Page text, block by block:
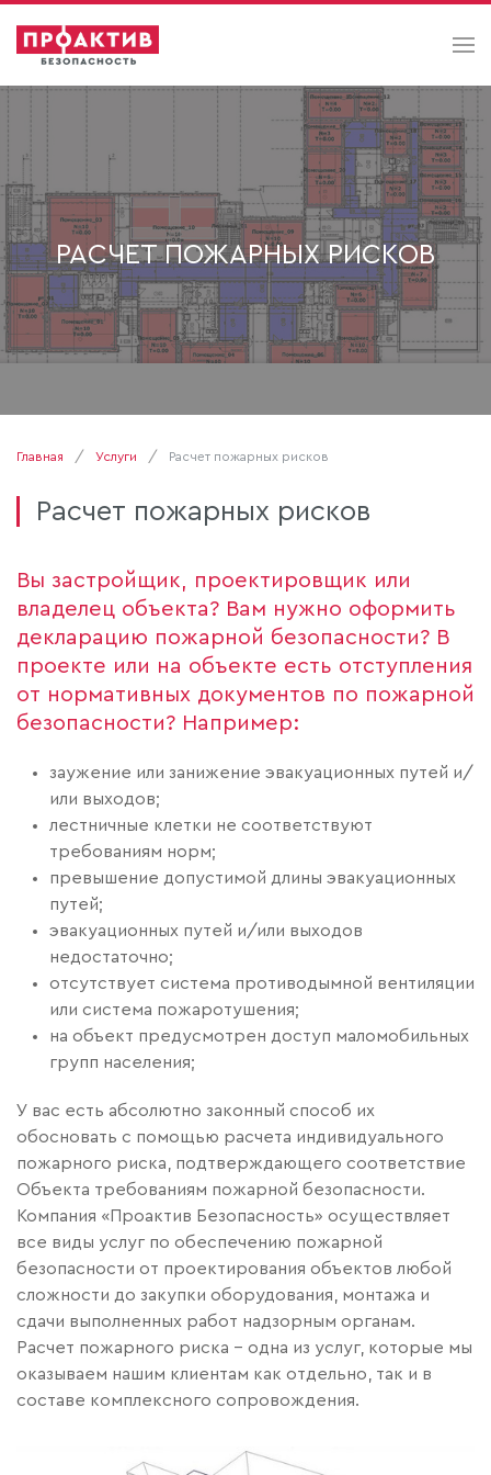
РАСЧЕТ ПОЖАРНЫХ РИСКОВ
Главная Услуги Расчет пожарных рисков
Расчет пожарных рисков
Вы застройщик, проектировщик или
владелец объекта? Вам нужно оформить
декларацию пожарной безопасности? В
проекте или на объекте есть отступления
от нормативных документов по пожарной
безопасности? Например:
заужение или занижение эвакуационных путей и/
или выходов;
лестничные клетки не соответствуют
требованиям норм;
превышение допустимой длины эвакуационных
путей;
эвакуационных путей и/или выходов
недостаточно;
отсутствует система противодымной вентиляции
или система пожаротушения;
на объект предусмотрен доступ маломобильных
групп населения;
У вас есть абсолютно законный способ их
обосновать с помощью расчета индивидуального
пожарного риска, подтверждающего соответствие
Объекта требованиям пожарной безопасности.
Компания «Проактив Безопасность» осуществляет
все виды услуг по обеспечению пожарной
безопасности от проектирования объектов любой
сложности до закупки оборудования, монтажа и
сдачи выполненных работ надзорным органам.
Расчет пожарного риска – одна из услуг, которые мы
оказываем нашим клиентам как отдельно, так и в
составе комплексного сопровождения.